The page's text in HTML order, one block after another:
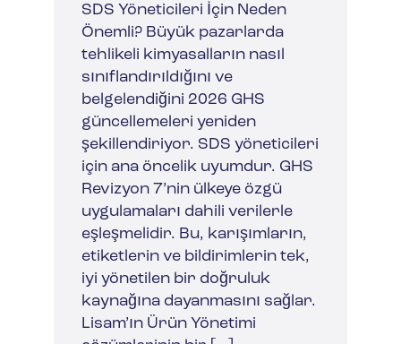
SDS Yöneticileri İçin Neden
Önemli? Büyük pazarlarda
tehlikeli kimyasalların nasıl
sınıflandırıldığını ve
belgelendiğini 2026 GHS
güncellemeleri yeniden
şekillendiriyor. SDS yöneticileri
için ana öncelik uyumdur. GHS
Revizyon 7’nin ülkeye özgü
uygulamaları dahili verilerle
eşleşmelidir. Bu, karışımların,
etiketlerin ve bildirimlerin tek,
iyi yönetilen bir doğruluk
kaynağına dayanmasını sağlar.
Lisam’ın Ürün Yönetimi